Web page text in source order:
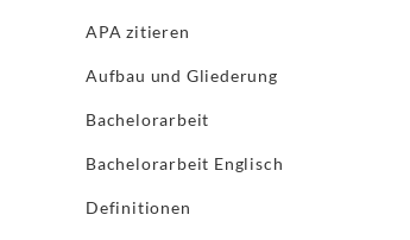
APA zitieren
Aufbau und Gliederung
Bachelorarbeit
Bachelorarbeit Englisch
Definitionen